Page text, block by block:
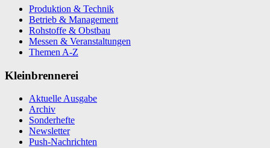
Produktion & Technik
Betrieb & Management
Rohstoffe & Obstbau
Messen & Veranstaltungen
Themen A-Z
Kleinbrennerei
Aktuelle Ausgabe
Archiv
Sonderhefte
Newsletter
Push-Nachrichten